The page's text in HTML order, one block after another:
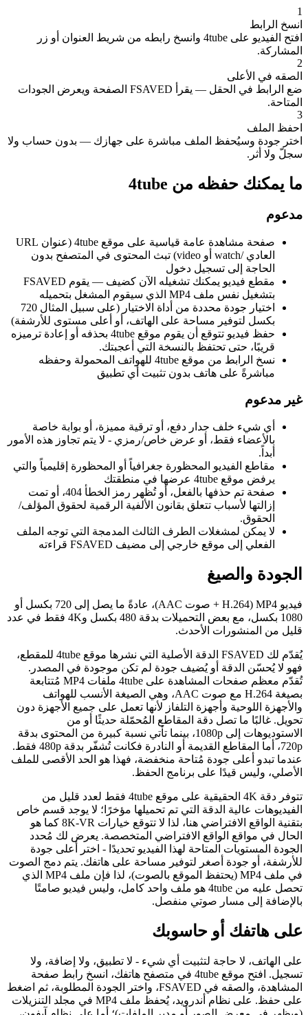
1
انسخ الرابط
افتح الفيديو على 4tube وانسخ رابطه من شريط العنوان أو زر
المشاركة.
2
الصقه في الأعلى
ضع الرابط في الحقل — يقرأ FSAVED الصفحة ويعرض الجودات
المتاحة.
3
احفظ الملف
اختر جودة وسيُحفظ الملف مباشرة على جهازك — بدون حساب ولا
سجلّ ولا أثر.
ما يمكنك حفظه من 4tube
مدعوم
صفحة مشاهدة عامة قياسية على موقع 4tube (عنوان URL
العادي /watch أو video) تبث المحتوى في المتصفح بدون
الحاجة إلى تسجيل دخول
مقطع فيديو يمكنك تشغيله الآن كضيف — يقوم FSAVED
بتشغيل نفس ملف MP4 الذي سيقوم المشغل بتحميله
اختيار جودة محددة من أداة الاختيار (على سبيل المثال 720
بكسل لتوفير مساحة على الهاتف، أو أعلى مستوى للأرشفة)
حفظ فيديو تتوقع أن يقوم موقع 4tube بحذفه أو إعادة ترميزه
قريبًا، حتى تحتفظ بالنسخة التي أعجبتك.
نسخ الرابط من موقع 4tube للهواتف المحمولة وحفظه
مباشرةً على هاتف بدون تثبيت أي تطبيق
غير مدعوم
أي شيء خلف جدار دفع، أو ترقية مميزة، أو بوابة خاصة
بالأعضاء فقط، أو عرض خاص/رمزي - لا يتم تجاوز هذه الأمور
أبداً.
مقاطع الفيديو المحظورة جغرافياً أو المحظورة إقليمياً والتي
يرفض موقع 4tube عرضها في منطقتك
صفحة تم حذفها بالفعل، أو تُظهر رمز الخطأ 404، أو تمت
إزالتها لأسباب تتعلق بقانون الألفية الرقمية لحقوق المؤلف/
الحقوق.
لا يمكن لمشغلات الطرف الثالث المدمجة التي توجه الملف
الفعلي إلى موقع خارجي إلى مضيف FSAVED قراءته
الجودة والصيغ
فيديو MP4 (H.264 + صوت AAC)، عادةً ما يصل إلى 720 بكسل أو
1080 بكسل، مع بعض التحميلات بدقة 480 بكسل و4K فقط في عدد
قليل من المنشورات الأحدث.
يُقدّم لك FSAVED الدقة الأصلية التي نشرها موقع 4tube للمقطع،
فهو لا يُحسّن الدقة أو يُضيف جودة لم تكن موجودة في المصدر.
تُقدّم معظم صفحات المشاهدة على 4tube ملفات MP4 مُتتابعة
بصيغة H.264 مع صوت AAC، وهي الصيغة الأنسب للهواتف
والأجهزة اللوحية وأجهزة التلفاز لأنها تعمل على جميع الأجهزة دون
تحويل. غالبًا ما تصل دقة المقاطع المُحمّلة حديثًا أو من
الاستوديوهات إلى 1080p، بينما تأتي نسبة كبيرة من المحتوى بدقة
720p، أما المقاطع القديمة أو النادرة فكانت تُشفّر بدقة 480p فقط.
عندما تبدو أعلى جودة مُتاحة منخفضة، فهذا هو الحد الأقصى للملف
الأصلي، وليس قيدًا على برنامج الحفظ.
تتوفر دقة 4K الحقيقية على موقع 4tube فقط لعدد قليل من
الفيديوهات عالية الدقة التي تم تحميلها مؤخرًا؛ لا يوجد قسم خاص
بتقنية الواقع الافتراضي هنا، لذا لا تتوقع خيارات 8K-VR كما هو
الحال في مواقع الواقع الافتراضي المتخصصة. يعرض لك مُحدد
الجودة المستويات المتاحة لهذا الفيديو تحديدًا - اختر أعلى جودة
للأرشفة، أو جودة أصغر لتوفير مساحة على هاتفك. يتم دمج الصوت
في ملف MP4 (يحتفظ الموقع بالصوت)، لذا فإن ملف MP4 الذي
تحصل عليه من 4tube هو ملف واحد كامل، وليس فيديو صامتًا
بالإضافة إلى مسار صوتي منفصل.
على هاتفك أو حاسوبك
على الهاتف، لا حاجة لتثبيت أي شيء - لا تطبيق، ولا إضافة، ولا
تسجيل. افتح موقع 4tube في متصفح هاتفك، انسخ رابط صفحة
المشاهدة، والصقه في FSAVED، واختر الجودة المطلوبة، ثم اضغط
على حفظ. على نظام أندرويد، يُحفظ ملف MP4 في مجلد التنزيلات